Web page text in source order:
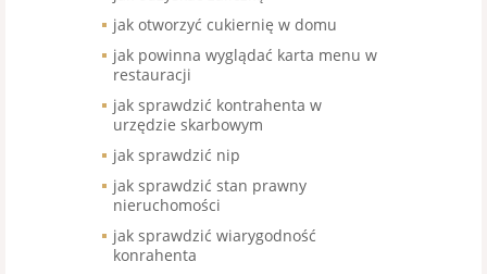
jak otworzyć cukiernię w domu
jak powinna wyglądać karta menu w
restauracji
jak sprawdzić kontrahenta w
urzędzie skarbowym
jak sprawdzić nip
jak sprawdzić stan prawny
nieruchomości
jak sprawdzić wiarygodność
konrahenta